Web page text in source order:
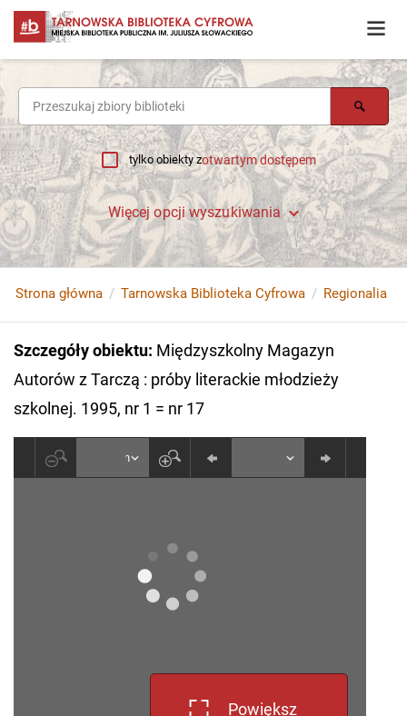
tylko obiekty zotwartym dostępem
Więcej opcji wyszukiwania
Strona główna Tarnowska Biblioteka Cyfrowa Regionalia
Szczegóły obiektu: Międzyszkolny Magazyn
Autorów z Tarczą : próby literackie młodzieży
szkolnej. 1995, nr 1 = nr 17
Powiększ